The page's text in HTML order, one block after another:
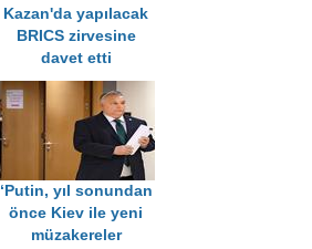
Kazan'da yapılacak
BRICS zirvesine
davet etti
‘Putin, yıl sonundan
önce Kiev ile yeni
müzakereler